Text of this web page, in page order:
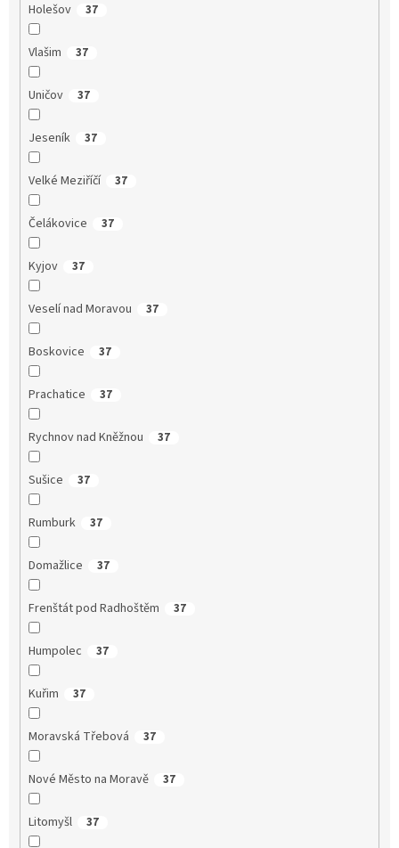
Holešov 37
Vlašim 37
Uničov 37
Jeseník 37
Velké Meziříčí 37
Čelákovice 37
Kyjov 37
Veselí nad Moravou 37
Boskovice 37
Prachatice 37
Rychnov nad Kněžnou 37
Sušice 37
Rumburk 37
Domažlice 37
Frenštát pod Radhoštěm 37
Humpolec 37
Kuřim 37
Moravská Třebová 37
Nové Město na Moravě 37
Litomyšl 37